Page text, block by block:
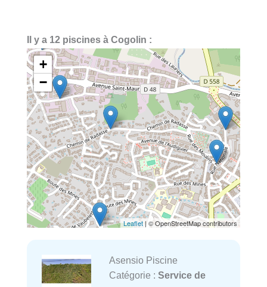
Il y a 12 piscines à Cogolin :
+
−
Leaflet | © OpenStreetMap contributors
Asensio Piscine
Catégorie : Service de